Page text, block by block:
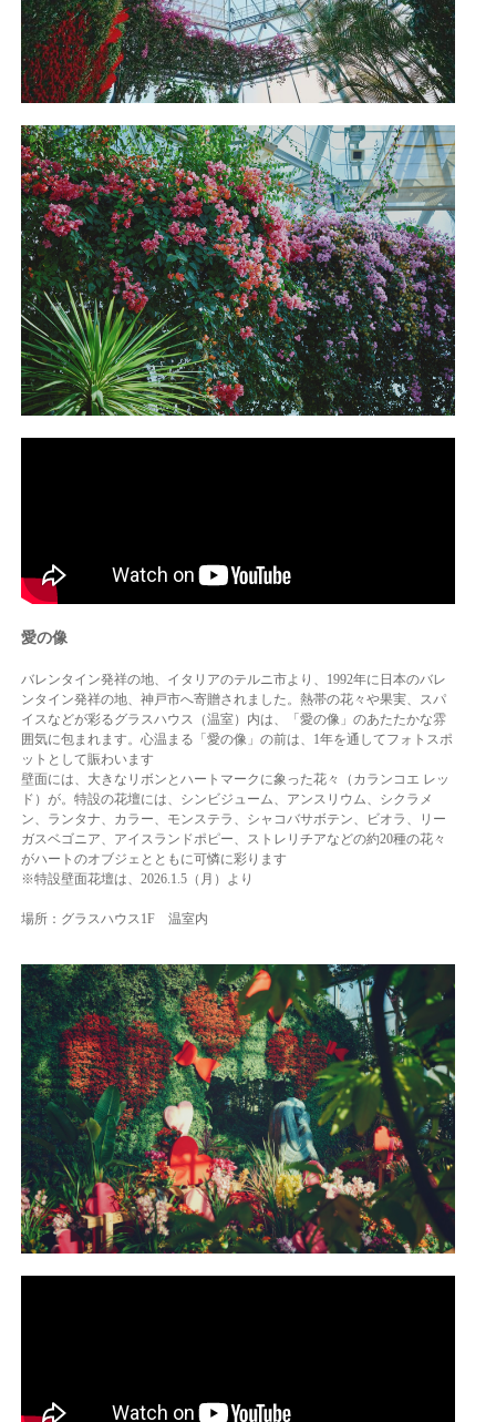
愛の像
バレンタイン発祥の地、イタリアのテルニ市より、1992年に日本のバレ
ンタイン発祥の地、神戸市へ寄贈されました。熱帯の花々や果実、スパ
イスなどが彩るグラスハウス（温室）内は、「愛の像」のあたたかな雰
囲気に包まれます。心温まる「愛の像」の前は、1年を通してフォトスポ
ットとして賑わいます
壁面には、大きなリボンとハートマークに象った花々（カランコエ レッ
ド）が。特設の花壇には、シンビジューム、アンスリウム、シクラメ
ン、ランタナ、カラー、モンステラ、シャコバサボテン、ビオラ、リー
ガスベゴニア、アイスランドポピー、ストレリチアなどの約20種の花々
がハートのオブジェとともに可憐に彩ります
※特設壁面花壇は、2026.1.5（月）より
場所：グラスハウス1F 温室内